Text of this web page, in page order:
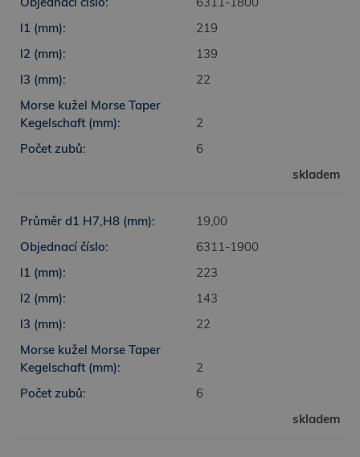
6311-1800
219
139
22
2
6
skladem
19,00
6311-1900
223
143
22
2
6
skladem